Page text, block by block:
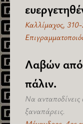
Καλλίμαχος,
Λαβών
πάλιν.
Να ανταποδίνεις
ξαναπάρεις.